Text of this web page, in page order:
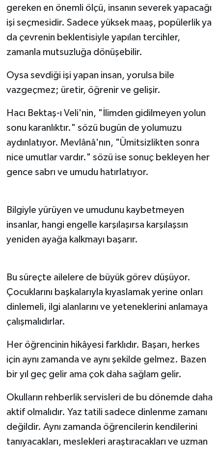
gereken en önemli ölçü, insanın severek yapacağı
işi seçmesidir. Sadece yüksek maaş, popülerlik ya
da çevrenin beklentisiyle yapılan tercihler,
zamanla mutsuzluğa dönüşebilir.
Oysa sevdiği işi yapan insan, yorulsa bile
vazgeçmez; üretir, öğrenir ve gelişir.
Hacı Bektaş-ı Veli'nin, "İlimden gidilmeyen yolun
sonu karanlıktır." sözü bugün de yolumuzu
aydınlatıyor. Mevlânâ'nın, "Ümitsizlikten sonra
nice umutlar vardır." sözü ise sonuç bekleyen her
gence sabrı ve umudu hatırlatıyor.
Bilgiyle yürüyen ve umudunu kaybetmeyen
insanlar, hangi engelle karşılaşırsa karşılaşsın
yeniden ayağa kalkmayı başarır.
Bu süreçte ailelere de büyük görev düşüyor.
Çocuklarını başkalarıyla kıyaslamak yerine onları
dinlemeli, ilgi alanlarını ve yeteneklerini anlamaya
çalışmalıdırlar.
Her öğrencinin hikâyesi farklıdır. Başarı, herkes
için aynı zamanda ve aynı şekilde gelmez. Bazen
bir yıl geç gelir ama çok daha sağlam gelir.
Okulların rehberlik servisleri de bu dönemde daha
aktif olmalıdır. Yaz tatili sadece dinlenme zamanı
değildir. Aynı zamanda öğrencilerin kendilerini
tanıyacakları, meslekleri araştıracakları ve uzman